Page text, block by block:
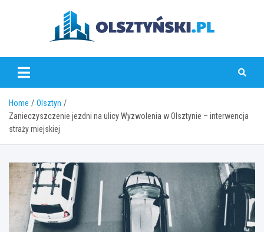
olsztynski.pl
Home
Olsztyn
Zanieczyszczenie jezdni na ulicy Wyzwolenia w Olsztynie – interwencja
straży miejskiej